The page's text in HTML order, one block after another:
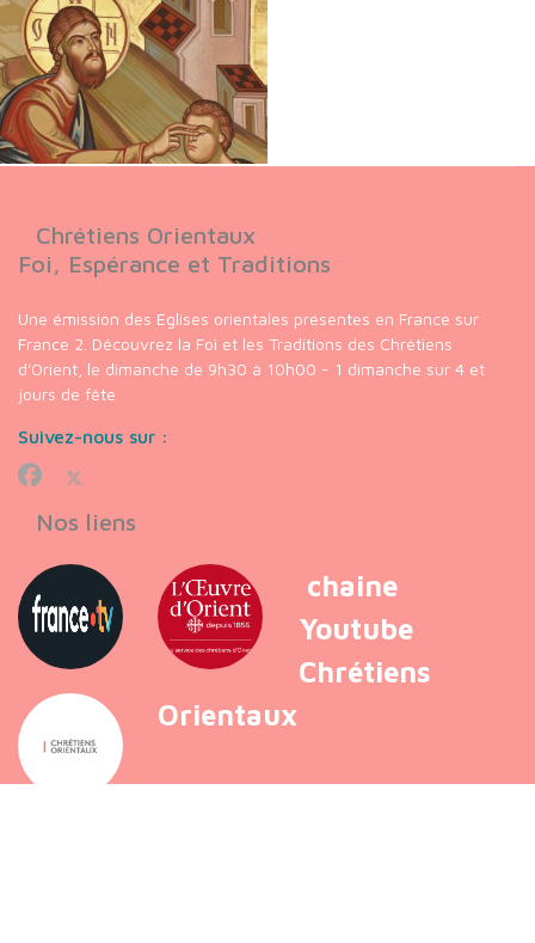
Chrétiens Orientaux
Foi, Espérance et Traditions
Une émission des Eglises orientales présentes en France sur
France 2. Découvrez la Foi et les Traditions des Chrétiens
d'Orient, le dimanche de 9h30 à 10h00 - 1 dimanche sur 4 et
jours de fête
Suivez-nous sur :
Nos liens
chaine
Youtube
Chrétiens
Orientaux